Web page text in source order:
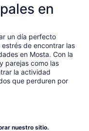
en
un día perfecto
de encontrar las
en Mosta. Con la
parejas como las
la actividad
que perduren por
nuestro sitio.